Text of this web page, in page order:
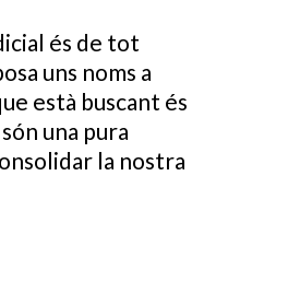
és de tot
uns noms a
està buscant és
una pura
la nostra